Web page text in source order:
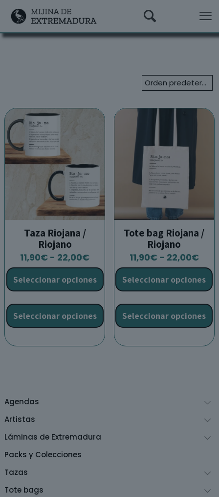
Agendas
Artistas
Láminas de Extremadura
Packs y Colecciones
Tazas
Tote bags
Taza Riojana /
Riojano
11,90€ - 22,00€Rango
de
precios:
desde
11,90€
hasta
22,00€
Seleccionar opciones
Seleccionar opciones
producto
tiene
múltiples
variantes.
Tote bag Riojana /
Riojano
11,90€ - 22,00€
de
Seleccionar opciones
Seleccionar opciones